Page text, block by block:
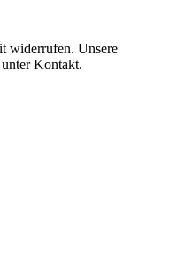
widerrufen. Unsere
Kontakt.